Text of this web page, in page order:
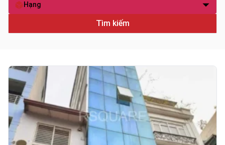
Hạng
Tìm kiếm